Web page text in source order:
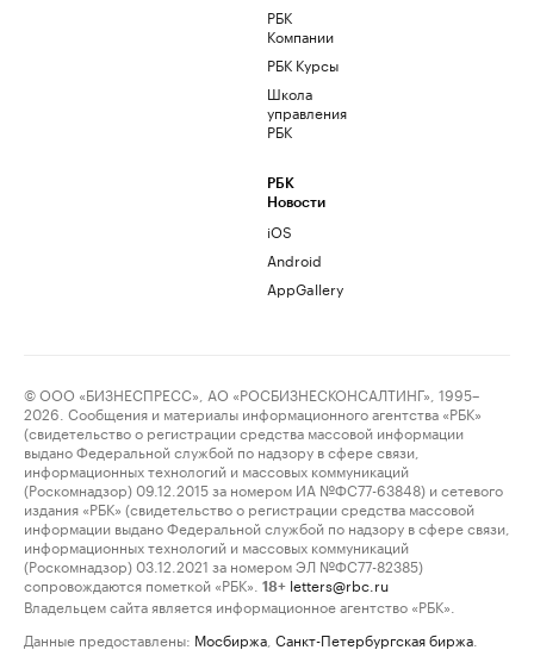
РБК
Компании
РБК Курсы
Школа
управления
РБК
РБК
Новости
iOS
Android
AppGallery
© ООО «БИЗНЕСПРЕСС», АО «РОСБИЗНЕСКОНСАЛТИНГ», 1995–
2026. Сообщения и материалы информационного агентства «РБК»
(свидетельство о регистрации средства массовой информации
выдано Федеральной службой по надзору в сфере связи,
информационных технологий и массовых коммуникаций
(Роскомнадзор) 09.12.2015 за номером ИА №ФС77-63848) и сетевого
издания «РБК» (свидетельство о регистрации средства массовой
информации выдано Федеральной службой по надзору в сфере связи,
информационных технологий и массовых коммуникаций
(Роскомнадзор) 03.12.2021 за номером ЭЛ №ФС77-82385)
сопровождаются пометкой «РБК».
18+ letters@rbc.ru
Владельцем сайта является информационное агентство «РБК».
Данные предоставлены: Мосбиржа Санкт-Петербургская биржа